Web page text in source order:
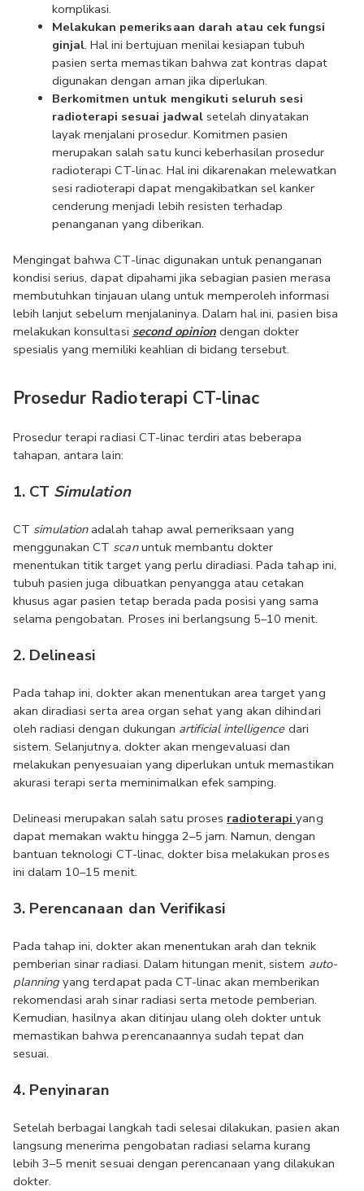
komplikasi.
Melakukan pemeriksaan darah atau cek fungsi
ginjal. Hal ini bertujuan menilai kesiapan tubuh
pasien serta memastikan bahwa zat kontras dapat
digunakan dengan aman jika diperlukan.
Berkomitmen untuk mengikuti seluruh sesi
radioterapi sesuai jadwal setelah dinyatakan
layak menjalani prosedur. Komitmen pasien
merupakan salah satu kunci keberhasilan prosedur
radioterapi CT-linac. Hal ini dikarenakan melewatkan
sesi radioterapi dapat mengakibatkan sel kanker
cenderung menjadi lebih resisten terhadap
penanganan yang diberikan.
Mengingat bahwa CT-linac digunakan untuk penanganan
kondisi serius, dapat dipahami jika sebagian pasien merasa
membutuhkan tinjauan ulang untuk memperoleh informasi
lebih lanjut sebelum menjalaninya. Dalam hal ini, pasien bisa
melakukan konsultasi second opinion dengan dokter
spesialis yang memiliki keahlian di bidang tersebut.
Prosedur Radioterapi CT-linac
Prosedur terapi radiasi CT-linac terdiri atas beberapa
tahapan, antara lain:
1. CT Simulation
CT simulation adalah tahap awal pemeriksaan yang
menggunakan CT scan untuk membantu dokter
menentukan titik target yang perlu diradiasi. Pada tahap ini,
tubuh pasien juga dibuatkan penyangga atau cetakan
khusus agar pasien tetap berada pada posisi yang sama
selama pengobatan. Proses ini berlangsung 5–10 menit.
2. Delineasi
Pada tahap ini, dokter akan menentukan area target yang
akan diradiasi serta area organ sehat yang akan dihindari
oleh radiasi dengan dukungan artificial intelligence dari
sistem. Selanjutnya, dokter akan mengevaluasi dan
melakukan penyesuaian yang diperlukan untuk memastikan
akurasi terapi serta meminimalkan efek samping.
Delineasi merupakan salah satu proses radioterapi yang
dapat memakan waktu hingga 2–5 jam. Namun, dengan
bantuan teknologi CT-linac, dokter bisa melakukan proses
ini dalam 10–15 menit.
3. Perencanaan dan Verifikasi
Pada tahap ini, dokter akan menentukan arah dan teknik
pemberian sinar radiasi. Dalam hitungan menit, sistem auto-
planning yang terdapat pada CT-linac akan memberikan
rekomendasi arah sinar radiasi serta metode pemberian.
Kemudian, hasilnya akan ditinjau ulang oleh dokter untuk
memastikan bahwa perencanaannya sudah tepat dan
sesuai.
4. Penyinaran
Setelah berbagai langkah tadi selesai dilakukan, pasien akan
langsung menerima pengobatan radiasi selama kurang
lebih 3–5 menit sesuai dengan perencanaan yang dilakukan
dokter.